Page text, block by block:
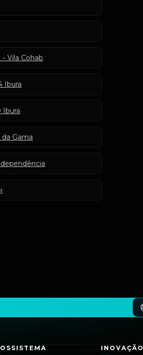
- Vila Cohab
Ibura
Ibura
da Gama
INOVAÇÃO